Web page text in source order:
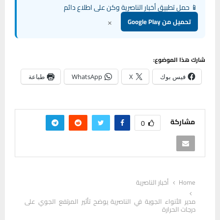
📱 حمل تطبيق أخبار الناصرية وكن على اطلاع دائم
تحميل من Google Play ×
شارك هذا الموضوع:
فيس بوك X
WhatsApp طباعة
مشاركة 0
Home
أخبار الناصرية
مدير الأنواء الجوية في الناصرية يوضح تأثير المرتفع الجوي على
درجات الحرارة